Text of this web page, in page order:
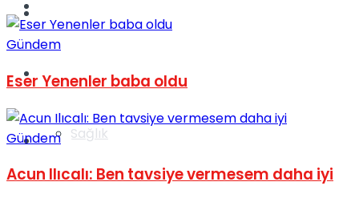
Sağlık
Türkiye
Müzik
Gündem
Eser Yenenler baba oldu
Gündem
Acun Ilıcalı: Ben tavsiye vermesem daha iyi